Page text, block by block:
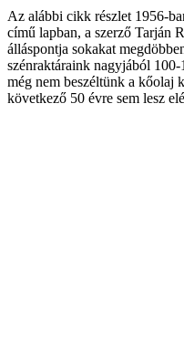
Az alábbi cikk részlet 1956-
című lapban, a szerző Tarján
álláspontja sokakat
szénraktáraink nagyjából
még nem beszéltünk a kőolaj
következő 50 évre sem lesz